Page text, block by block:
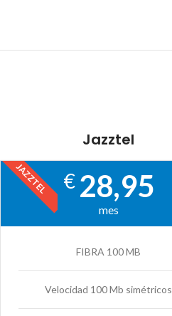
Jazztel
JAZZTEL € 28,95
mes
FIBRA 100 MB
Velocidad 100 Mb simétricos